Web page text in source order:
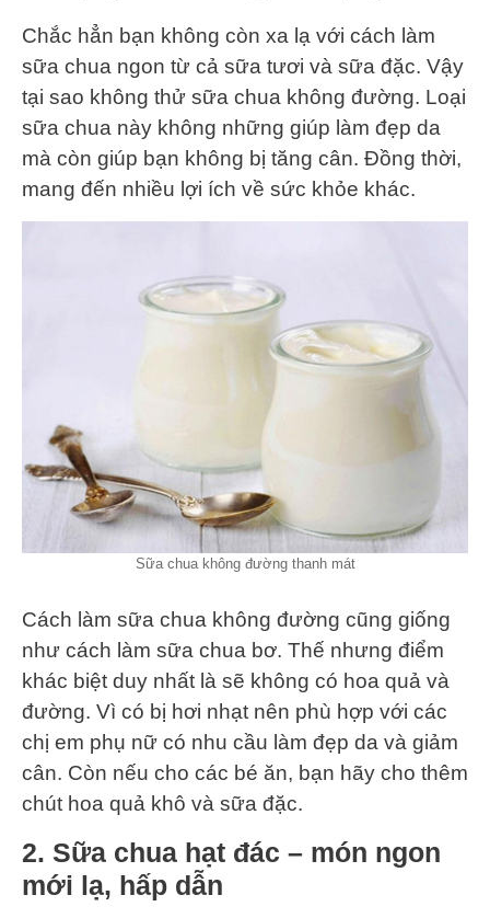
Chắc hẳn bạn không còn xa lạ với cách làm
sữa chua ngon từ cả sữa tươi và sữa đặc. Vậy
tại sao không thử sữa chua không đường. Loại
sữa chua này không những giúp làm đẹp da
mà còn giúp bạn không bị tăng cân. Đồng thời,
mang đến nhiều lợi ích về sức khỏe khác.
Sữa chua không đường thanh mát
Cách làm sữa chua không đường cũng giống
như cách làm sữa chua bơ. Thế nhưng điểm
khác biệt duy nhất là sẽ không có hoa quả và
đường. Vì có bị hơi nhạt nên phù hợp với các
chị em phụ nữ có nhu cầu làm đẹp da và giảm
cân. Còn nếu cho các bé ăn, bạn hãy cho thêm
chút hoa quả khô và sữa đặc.
2. Sữa chua hạt đác – món ngon
mới lạ, hấp dẫn